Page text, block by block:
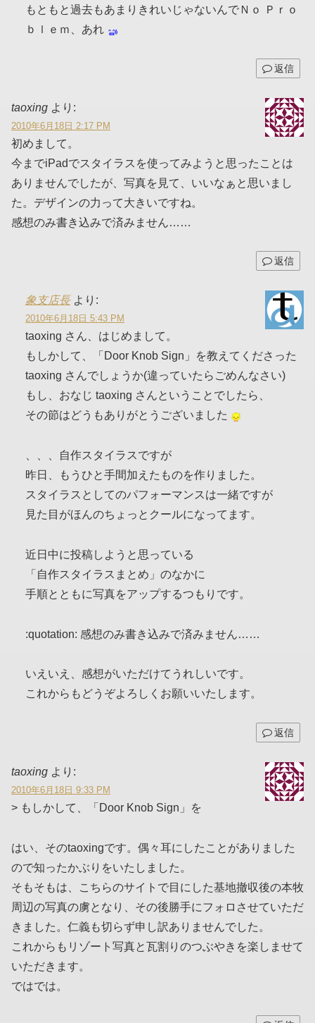
もともと過去もあまりきれいじゃないんでＮｏ Ｐｒｏ
ｂｌｅｍ、あれ
返信
taoxing より:
2010年6月18日 2:17 PM
初めまして。
今までiPadでスタイラスを使ってみようと思ったことは
ありませんでしたが、写真を見て、いいなぁと思いまし
た。デザインの力って大きいですね。
感想のみ書き込みで済みません……
返信
象支店長 より:
2010年6月18日 5:43 PM
taoxing さん、はじめまして。
もしかして、「Door Knob Sign」を教えてくださった
taoxing さんでしょうか(違っていたらごめんなさい)
もし、おなじ taoxing さんということでしたら、
その節はどうもありがとうございました
、、、自作スタイラスですが
昨日、もうひと手間加えたものを作りました。
スタイラスとしてのパフォーマンスは一緒ですが
見た目がほんのちょっとクールになってます。
近日中に投稿しようと思っている
「自作スタイラスまとめ」のなかに
手順とともに写真をアップするつもりです。
:quotation: 感想のみ書き込みで済みません……
いえいえ、感想がいただけてうれしいです。
これからもどうぞよろしくお願いいたします。
返信
taoxing より:
2010年6月18日 9:33 PM
> もしかして、「Door Knob Sign」を
はい、そのtaoxingです。偶々耳にしたことがありました
ので知ったかぶりをいたしました。
そもそもは、こちらのサイトで目にした基地撤収後の本牧
周辺の写真の虜となり、その後勝手にフォロさせていただ
きました。仁義も切らず申し訳ありませんでした。
これからもリゾート写真と瓦割りのつぶやきを楽しませて
いただきます。
ではでは。